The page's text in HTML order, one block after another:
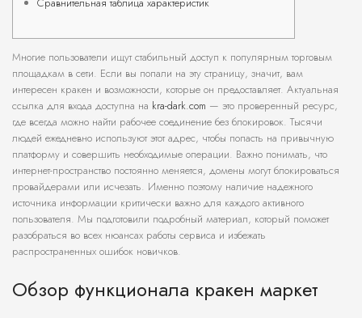
Многие пользователи ищут стабильный доступ к популярным торговым
площадкам в сети. Если вы попали на эту страницу, значит, вам
интересен кракен и возможности, которые он предоставляет. Актуальная
ссылка для входа доступна на kra-dark.com — это проверенный ресурс,
где всегда можно найти рабочее соединение без блокировок. Тысячи
людей ежедневно используют этот адрес, чтобы попасть на привычную
платформу и совершить необходимые операции. Важно понимать, что
интернет-пространство постоянно меняется, домены могут блокироваться
провайдерами или исчезать. Именно поэтому наличие надежного
источника информации критически важно для каждого активного
пользователя. Мы подготовили подробный материал, который поможет
разобраться во всех нюансах работы сервиса и избежать
распространенных ошибок новичков.
Обзор функционала кракен маркет